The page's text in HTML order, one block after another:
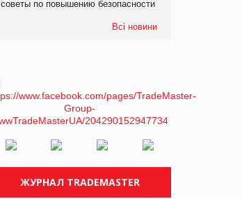
советы по повышению безопасности
Всі новини
ЖУРНАЛ TRADEMASTER